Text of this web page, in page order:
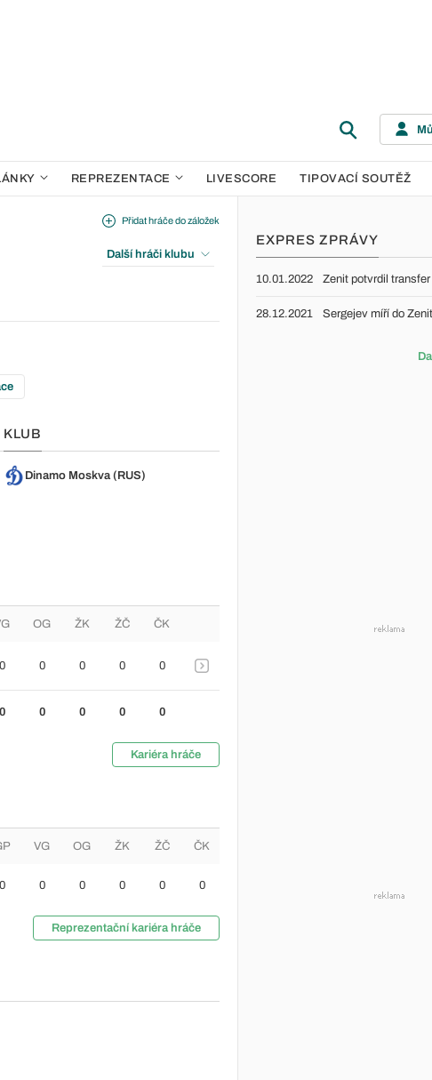
REPREZENTACE LIVESCORE TIPOVACÍ SOUTĚŽ
Přidat hráče do záložek
Další hráči klubu
KLUB
Dinamo Moskva (RUS)
OG ŽK ŽČ ČK
0 0 0 0 0
0 0 0 0 0
Kariéra hráče
VG OG ŽK ŽČ ČK
0 0 0 0 0 0
Reprezentační kariéra hráče
EXPRES ZPRÁVY
10.01.2022 Zenit potvrdil
28.12.2021 Sergejev míří do